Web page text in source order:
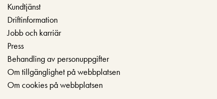
Kundtjänst
Driftinformation
Jobb och karriär
Press
Behandling av personuppgifter
Om tillgänglighet på webbplatsen
Om cookies på webbplatsen